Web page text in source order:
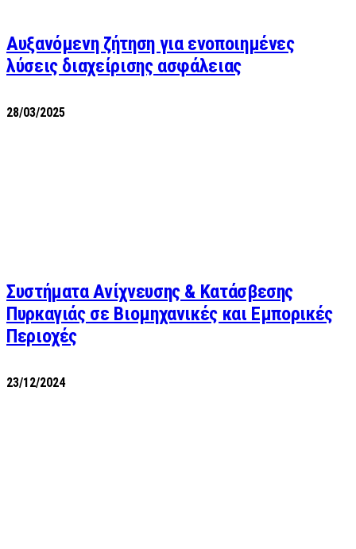
Αυξανόμενη ζήτηση για ενοποιημένες
λύσεις διαχείρισης ασφάλειας
28/03/2025
Συστήματα Ανίχνευσης & Κατάσβεσης
Πυρκαγιάς σε Βιομηχανικές και Εμπορικές
Περιοχές
23/12/2024